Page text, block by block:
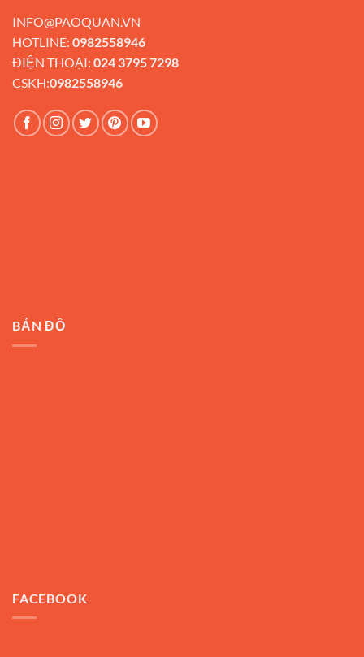
INFO@PAOQUAN.VN
HOTLINE: 0982558946
ĐIỆN THOẠI: 024 3795 7298
CSKH:0982558946
BẢN ĐỒ
FACEBOOK